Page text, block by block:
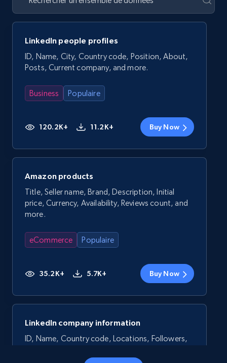
LinkedIn people profiles
ID, Name, City, Country code, Position, About,
Posts, Current company, and more.
Business Populaire
120.2K+ 11.2K+ Buy Now
Amazon products
Title, Seller name, Brand, Description, Initial
price, Currency, Availability, Reviews count, and
more.
eCommerce Populaire
35.2K+ 5.7K+ Buy Now
LinkedIn company information
ID, Name, Country code, Locations, Followers,